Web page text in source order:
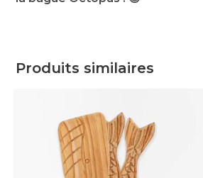
Produits similaires